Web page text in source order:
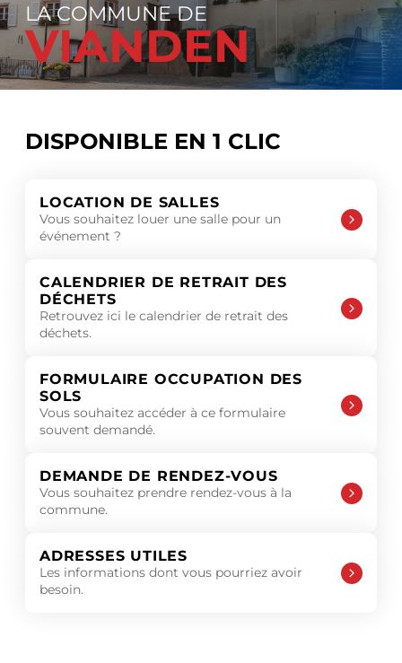
LA COMMUNE DE
VIANDEN
DISPONIBLE EN 1 CLIC
LOCATION DE SALLES
Vous souhaitez louer une salle pour un
événement ?
CALENDRIER DE RETRAIT DES
DÉCHETS
Retrouvez ici le calendrier de retrait des
déchets.
FORMULAIRE OCCUPATION DES
SOLS
Vous souhaitez accéder à ce formulaire
souvent demandé.
DEMANDE DE RENDEZ-VOUS
Vous souhaitez prendre rendez-vous à la
commune.
ADRESSES UTILES
Les informations dont vous pourriez avoir
besoin.